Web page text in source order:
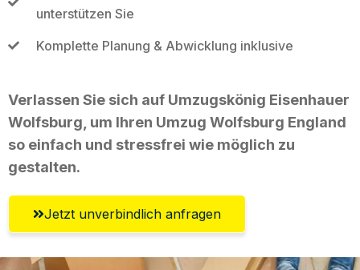
unterstützen Sie
Komplette Planung & Abwicklung inklusive
Verlassen Sie sich auf Umzugskönig Eisenhauer
Wolfsburg, um Ihren Umzug Wolfsburg England
so einfach und stressfrei wie möglich zu
gestalten.
Jetzt unverbindlich anfragen